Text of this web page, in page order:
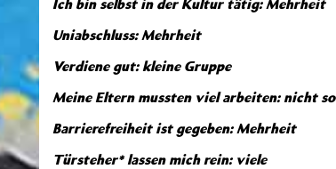
Ich bin selbst in der Kultur tätig: Mehrheit
Uniabschluss: Mehrheit
Verdiene gut: kleine Gruppe
Meine Eltern mussten viel arbeiten: nicht
Barrierefreiheit ist gegeben: Mehrheit
Türsteher* lassen mich rein: viele